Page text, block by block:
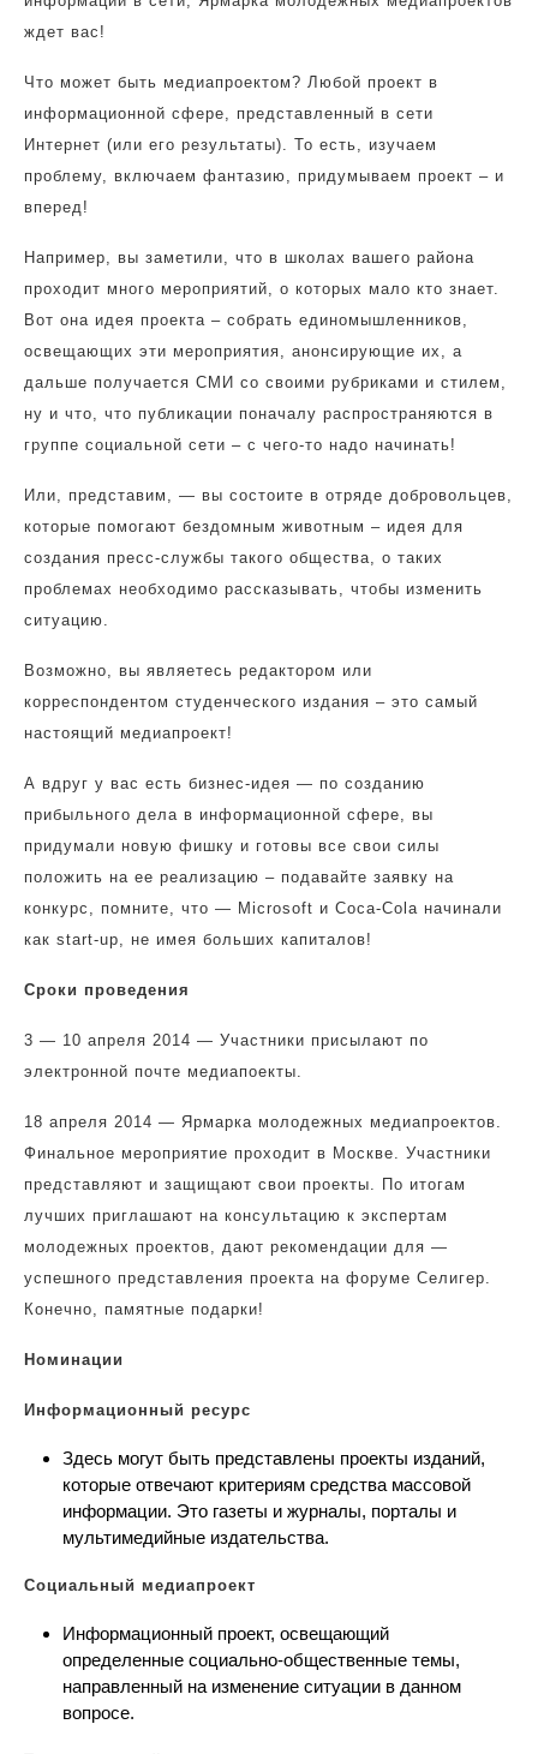
ждет вас!
Что может быть медиапроектом? Любой проект в
информационной сфере, представленный в сети
Интернет (или его результаты). То есть, изучаем
проблему, включаем фантазию, придумываем проект – и
вперед!
Например, вы заметили, что в школах вашего района
проходит много мероприятий, о которых мало кто знает.
Вот она идея проекта – собрать единомышленников,
освещающих эти мероприятия, анонсирующие их, а
дальше получается СМИ со своими рубриками и стилем,
ну и что, что публикации поначалу распространяются в
группе социальной сети – с чего-то надо начинать!
Или, представим, — вы состоите в отряде добровольцев,
которые помогают бездомным животным – идея для
создания пресс-службы такого общества, о таких
проблемах необходимо рассказывать, чтобы изменить
ситуацию.
Возможно, вы являетесь редактором или
корреспондентом студенческого издания – это самый
настоящий медиапроект!
А вдруг у вас есть бизнес-идея — по созданию
прибыльного дела в информационной сфере, вы
придумали новую фишку и готовы все свои силы
положить на ее реализацию – подавайте заявку на
конкурс, помните, что — Microsoft и Coca-Cola начинали
как start-up, не имея больших капиталов!
Сроки проведения
3 — 10 апреля 2014 — Участники присылают по
электронной почте медиапоекты.
18 апреля 2014 — Ярмарка молодежных медиапроектов.
Финальное мероприятие проходит в Москве. Участники
представляют и защищают свои проекты. По итогам
лучших приглашают на консультацию к экспертам
молодежных проектов, дают рекомендации для —
успешного представления проекта на форуме Селигер.
Конечно, памятные подарки!
Номинации
Информационный ресурс
Здесь могут быть представлены проекты изданий,
которые отвечают критериям средства массовой
информации. Это газеты и журналы, порталы и
мультимедийные издательства.
Социальный медиапроект
Информационный проект, освещающий
определенные социально-общественные темы,
направленный на изменение ситуации в данном
вопросе.